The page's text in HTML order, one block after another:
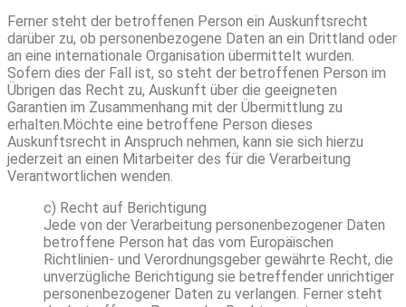
Ferner steht der betroffenen Person ein Auskunftsrecht
darüber zu, ob personenbezogene Daten an ein Drittland oder
an eine internationale Organisation übermittelt wurden.
Sofern dies der Fall ist, so steht der betroffenen Person im
Übrigen das Recht zu, Auskunft über die geeigneten
Garantien im Zusammenhang mit der Übermittlung zu
erhalten.Möchte eine betroffene Person dieses
Auskunftsrecht in Anspruch nehmen, kann sie sich hierzu
jederzeit an einen Mitarbeiter des für die Verarbeitung
Verantwortlichen wenden.
c) Recht auf Berichtigung
Jede von der Verarbeitung personenbezogener Daten
betroffene Person hat das vom Europäischen
Richtlinien- und Verordnungsgeber gewährte Recht, die
unverzügliche Berichtigung sie betreffender unrichtiger
personenbezogener Daten zu verlangen. Ferner steht